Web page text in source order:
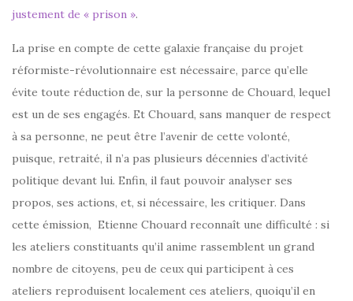
justement de « prison ».
La prise en compte de cette galaxie française du projet
réformiste-révolutionnaire est nécessaire, parce qu’elle
évite toute réduction de, sur la personne de Chouard, lequel
est un de ses engagés. Et Chouard, sans manquer de respect
à sa personne, ne peut être l’avenir de cette volonté,
puisque, retraité, il n’a pas plusieurs décennies d’activité
politique devant lui. Enfin, il faut pouvoir analyser ses
propos, ses actions, et, si nécessaire, les critiquer. Dans
cette émission, Etienne Chouard reconnaît une difficulté : si
les ateliers constituants qu’il anime rassemblent un grand
nombre de citoyens, peu de ceux qui participent à ces
ateliers reproduisent localement ces ateliers, quoiqu’il en